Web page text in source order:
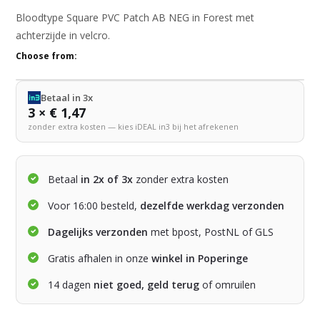
Bloodtype Square PVC Patch AB NEG in Forest met
achterzijde in velcro.
Choose from:
Betaal in 3x
3 × € 1,47
zonder extra kosten — kies iDEAL in3 bij het afrekenen
Betaal in 2x of 3x zonder extra kosten
Voor 16:00 besteld, dezelfde werkdag verzonden
Dagelijks verzonden met bpost, PostNL of GLS
Gratis afhalen in onzewinkel in Poperinge
14 dagen niet goed, geld terug of omruilen